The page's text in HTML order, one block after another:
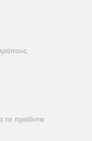
τα προϊόντα